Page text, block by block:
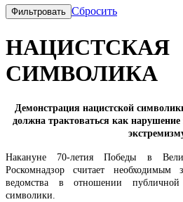
Сбросить
НАЦИСТСКАЯ
СИМВОЛИКА
Демонстрация нацистской
должна трактоваться как нарушение
Накануне 70-летия Победы в
Роскомнадзор считает необходимым
ведомства в отношении публичной
символики.